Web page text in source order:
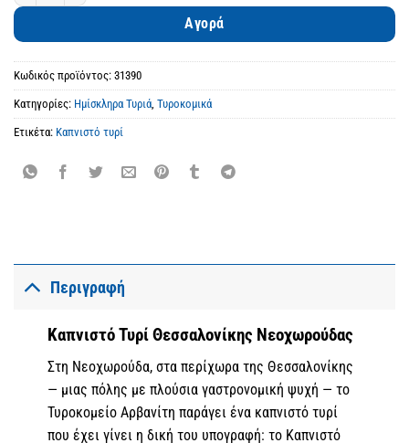
Αγορά
Κωδικός προϊόντος: 31390
Κατηγορίες: Ημίσκληρα Τυριά, Τυροκομικά
Ετικέτα: Καπνιστό τυρί
Περιγραφή
Καπνιστό Τυρί Θεσσαλονίκης Νεοχωρούδας
Στη Νεοχωρούδα, στα περίχωρα της Θεσσαλονίκης
— μιας πόλης με πλούσια γαστρονομική ψυχή — το
Τυροκομείο Αρβανίτη παράγει ένα καπνιστό τυρί
που έχει γίνει η δική του υπογραφή: το Καπνιστό